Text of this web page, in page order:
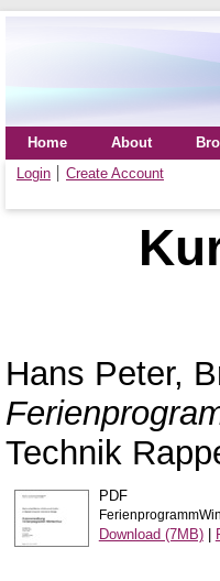
Home About
Login
Create Account
Hans Peter,
Technik
PDF
Download (7MB)|